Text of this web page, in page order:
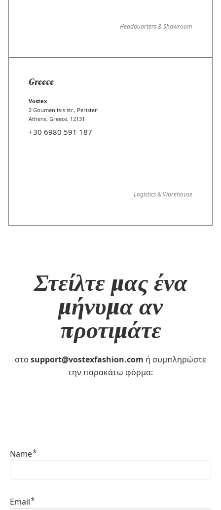
Headquarters & Showroom
Greece
Vostex
2 Goumenitsis str., Peristeri
Athens, Greece, 12131
+30 6980 591 187
Logistics & Warehouse
Στείλτε μας ένα
μήνυμα αν
προτιμάτε
στο support@vostexfashion.com ή συμπληρώστε
την παρακάτω φόρμα:
Name
Email